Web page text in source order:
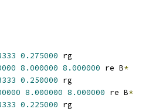
0.275000 rg
8.000000 8.000000 re B*
0.250000 rg
8.000000 8.000000 re B*
0.225000 rg